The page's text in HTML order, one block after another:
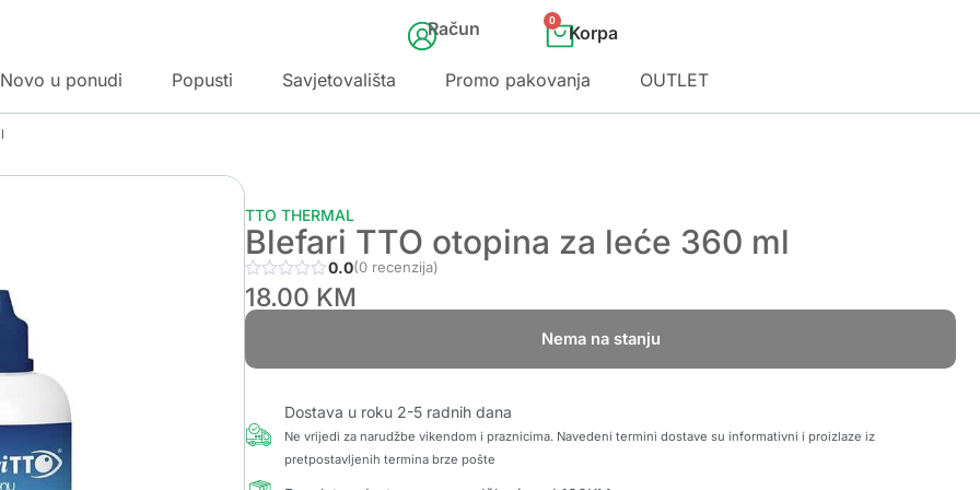
Račun 0
Novo u ponudi Popusti Savjetovališta Promo pakovanja OUTLET
TTO THERMAL
Blefari TTO otopina za leće 360 ml
0.0(0 recenzija)
18.00 KM
Nema na stanju
Dostava u roku 2-5 radnih dana
Ne vrijedi za narudžbe vikendom i praznicima. Navedeni termini dostave su informativni i proizlaze iz
pretpostavljenih termina brze pošte